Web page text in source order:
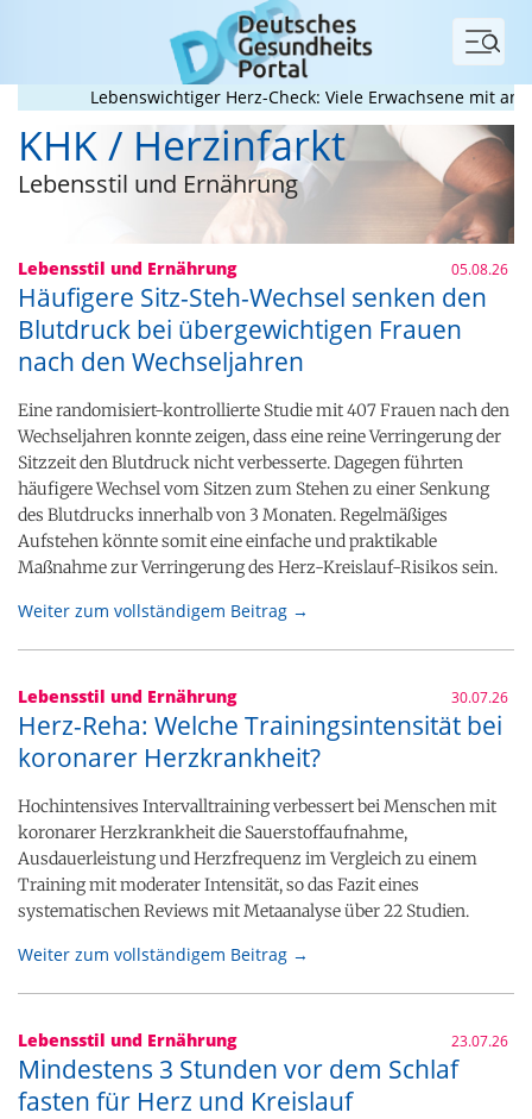
Menü
Lebenswichtiger Herz-Check: Viele Erwachsene mit
KHK / Herzinfarkt
Lebensstil und Ernährung
Lebensstil und Ernährung 05.08.26
Häufigere Sitz-Steh-Wechsel senken den
Blutdruck bei übergewichtigen Frauen
nach den Wechseljahren
Eine randomisiert-kontrollierte Studie mit 407 Frauen nach den
Wechseljahren konnte zeigen, dass eine reine Verringerung der
Sitzzeit den Blutdruck nicht verbesserte. Dagegen führten
häufigere Wechsel vom Sitzen zum Stehen zu einer Senkung
des Blutdrucks innerhalb von 3 Monaten. Regelmäßiges
Aufstehen könnte somit eine einfache und praktikable
Maßnahme zur Verringerung des Herz-Kreislauf-Risikos sein.
Weiter zum vollständigem Beitrag →
Lebensstil und Ernährung 30.07.26
Herz-Reha: Welche Trainingsintensität bei
koronarer Herzkrankheit?
Hochintensives Intervalltraining verbessert bei Menschen mit
koronarer Herzkrankheit die Sauerstoffaufnahme,
Ausdauerleistung und Herzfrequenz im Vergleich zu einem
Training mit moderater Intensität, so das Fazit eines
systematischen Reviews mit Metaanalyse über 22 Studien.
Weiter zum vollständigem Beitrag →
Lebensstil und Ernährung 23.07.26
Mindestens 3 Stunden vor dem Schlaf
fasten für Herz und Kreislauf